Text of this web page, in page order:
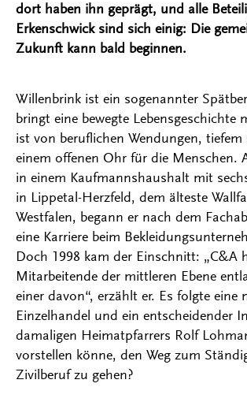
dort haben ihn geprägt, und alle
Erkenschwick sind sich einig: Die
Zukunft kann bald beginnen.
Willenbrink ist ein sogenannter
bringt eine bewegte Lebensgeschichte
ist von beruflichen Wendungen, tiefem
einem offenen Ohr für die Menschen.
in einem Kaufmannshaushalt mit
in Lippetal-Herzfeld, dem älteste
Westfalen, begann er nach dem
eine Karriere beim
Doch 1998 kam der Einschnitt: „C&A
Mitarbeitende der mittleren Ebene
einer davon“, erzählt er. Es folgte eine
Einzelhandel und ein entscheidender
damaligen Heimatpfarrers Rolf
vorstellen könne, den Weg zum
Zivilberuf zu gehen?